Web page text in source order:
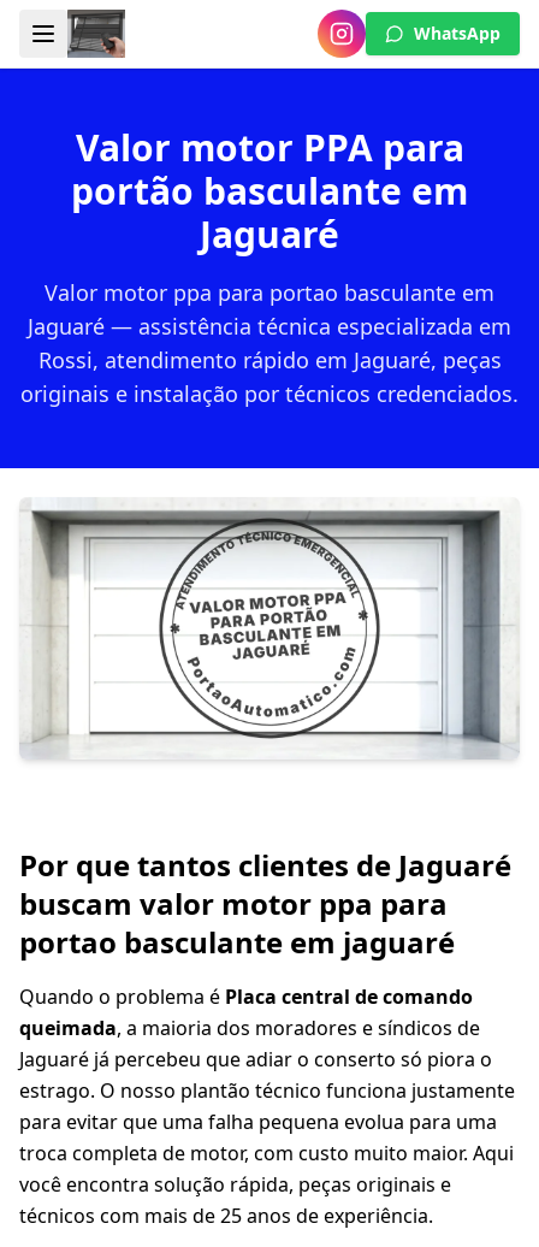
WhatsApp
Valor motor PPA para
portão basculante em
Jaguaré
Valor motor ppa para portao basculante em
Jaguaré — assistência técnica especializada em
Rossi, atendimento rápido em Jaguaré, peças
originais e instalação por técnicos credenciados.
Por que tantos clientes de Jaguaré
buscam valor motor ppa para
portao basculante em jaguaré
Quando o problema é Placa central de comando
queimada, a maioria dos moradores e síndicos de
Jaguaré já percebeu que adiar o conserto só piora o
estrago. O nosso plantão técnico funciona justamente
para evitar que uma falha pequena evolua para uma
troca completa de motor, com custo muito maior. Aqui
você encontra solução rápida, peças originais e
técnicos com mais de 25 anos de experiência.